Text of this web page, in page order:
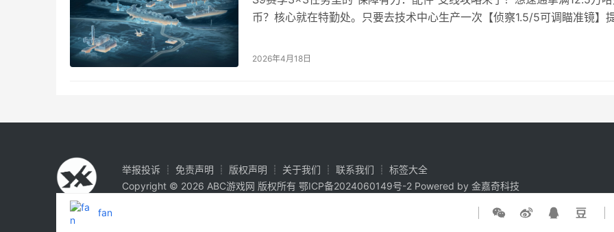
fan
币？核心就在特勤处。只要去技术中心生产一次【侦察1.5/5可调瞄准镜】
动s9保障有力配件任务攻完成略 任务介绍 1、任务类型：赛季标准支线 2
2026年4月18日
举报投诉 ┊ 免责声明 ┊ 版权声明 ┊ 关于我们 ┊ 联系我们 ┊ 标签大全
Copyright © 2026 ABC游戏网 版权所有 鄂ICP备2024060149号-2 Powered by 金嘉奇科技